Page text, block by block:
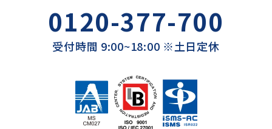
0120-377-700
受付時間 9:00~18:00 ※土日定休